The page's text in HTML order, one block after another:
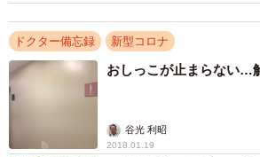
ドクター備忘録 新型コロナ
おしっこが止まらない…
谷光 利昭
2018.01.19